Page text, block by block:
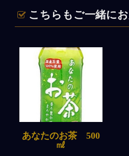
こちらもご一緒に
あなたのお茶 500
㎖